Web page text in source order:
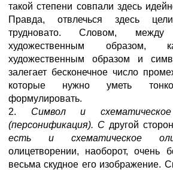
такой степени совпали здесь
Правда, отвлечься здесь
трудновато. Словом,
художественным
художественным образом и
залегает бесконечное число
которые нужно уметь
формулировать.
2. Символ и схематическое
(персонификация). С другой
есть и схематическое
олицетворении, наоборот, очень
весьма скудное его изображение.